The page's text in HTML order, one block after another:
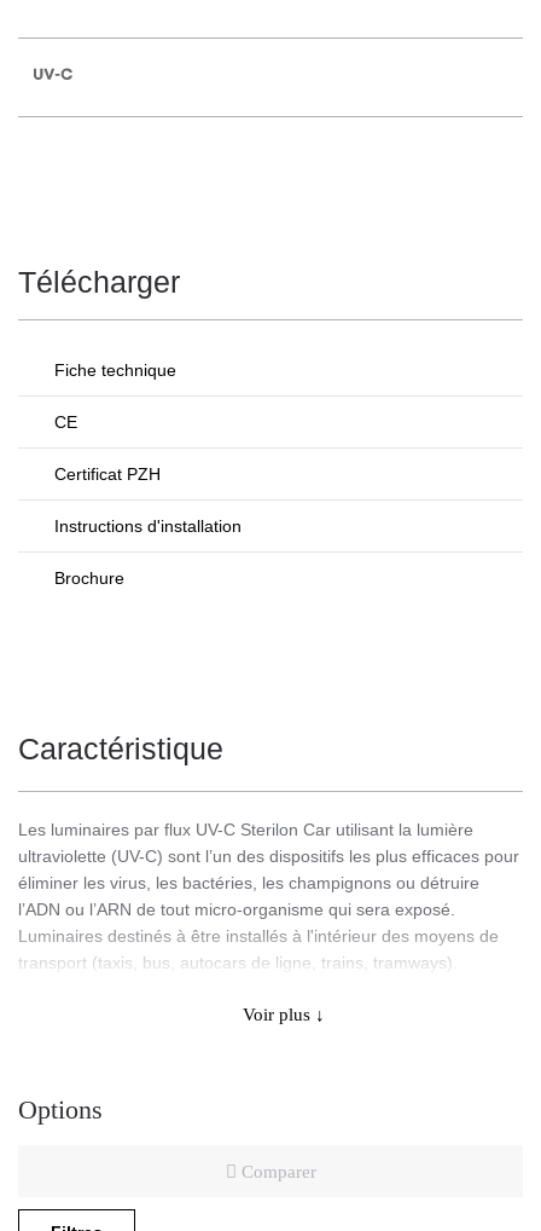
Télécharger
Fiche technique
CE
Certificat PZH
Instructions d'installation
Brochure
Caractéristique
Les luminaires par flux UV-C Sterilon Car utilisant la lumière
ultraviolette (UV-C) sont l’un des dispositifs les plus efficaces pour
éliminer les virus, les bactéries, les champignons ou détruire
l’ADN ou l’ARN de tout micro-organisme qui sera exposé.
Luminaires destinés à être installés à l'intérieur des moyens de
transport (taxis, bus, autocars de ligne, trains, tramways).
Fonction de désinfection de l’air par flux
Flux d’air: 84 m3/h
Longueur d’onde UV-C: 253,7nm
Voir plus ↓
Options
Comparer